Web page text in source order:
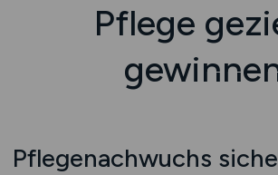
Pflege
Pflegenachwuchs